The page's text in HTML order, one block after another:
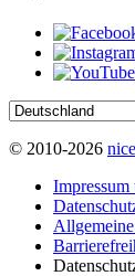
© 2010-2026